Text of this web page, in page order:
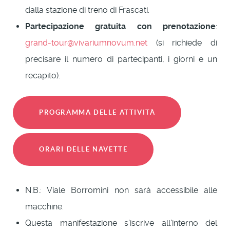
dalla stazione di treno di Frascati.
Partecipazione gratuita con prenotazione:
grand-tour@vivariumnovum.net (si richiede di
precisare il numero di partecipanti, i giorni e un
recapito).
PROGRAMMA DELLE ATTIVITÀ
ORARI DELLE NAVETTE
N.B.: Viale Borromini non sarà accessibile alle
macchine.
Questa manifestazione s'iscrive all'interno del